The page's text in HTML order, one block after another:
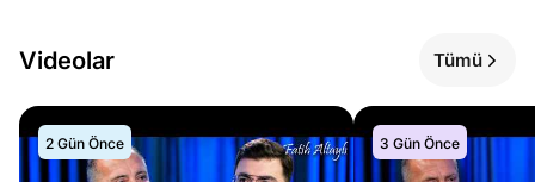
Videolar Tümü
2 Gün Önce 3 Gün Önce